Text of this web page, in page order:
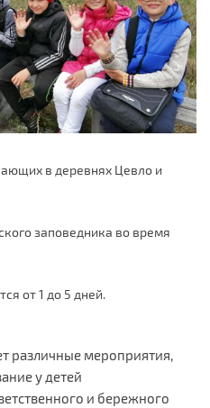
в деревнях Цевло и
заповедника во время
от 1 до 5 дней.
различные мероприятия,
у детей
и бережного